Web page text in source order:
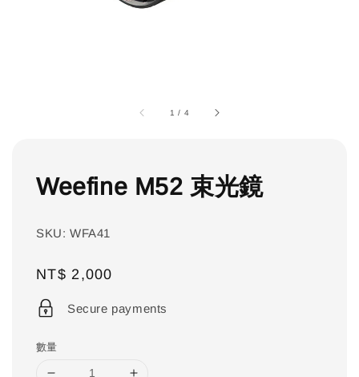
1 / 4
Weefine M52 束光鏡
SKU: WFA41
Regular
price
NT$ 2,000
Secure payments
數量